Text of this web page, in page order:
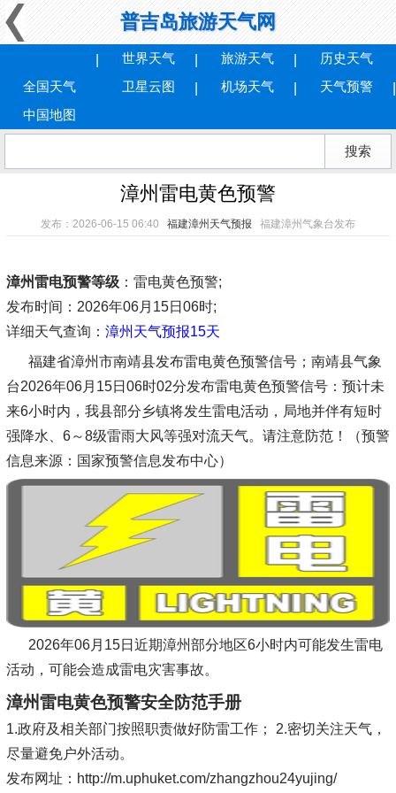
普吉岛旅游天气网
全国天气
世界天气 旅游天气
历史天气
卫星云图
机场天气
天气预警
中国地图
漳州雷电黄色预警
发布：2026-06-15 06:40 福建漳州天气预报 福建漳州气象台发布
漳州雷电预警等级：雷电黄色预警;
发布时间 ：2026年06月15日06时;
详细天气查询： 漳州天气预报15天
福建省漳州市南靖县发布雷电黄色预警信号；南靖县气象
台2026年06月15日06时02分发布雷电黄色预警信号：预计未
来6小时内，我县部分乡镇将发生雷电活动，局地并伴有短时
强降水、6～8级雷雨大风等强对流天气。请注意防范！（预警
信息来源：国家预警信息发布中心）
2026年06月15日近期漳州部分地区6小时内可能发生雷电
活动，可能会造成雷电灾害事故。
漳州雷电黄色预警安全防范手册
1.政府及相关部门按照职责做好防雷工作； 2.密切关注天气，
尽量避免户外活动。
发布网址：http://m.uphuket.com/zhangzhou24yujing/